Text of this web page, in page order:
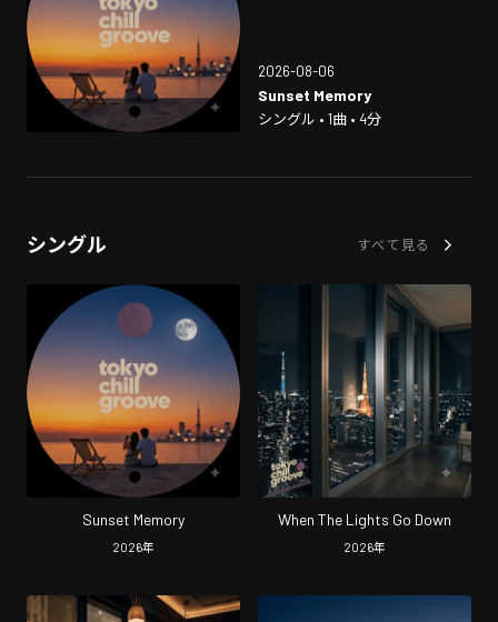
2026-08-06
Sunset Memory
シングル • 1曲 • 4分
シングル すべて見る
Sunset Memory
2026年
When The Lights Go Down
2026年